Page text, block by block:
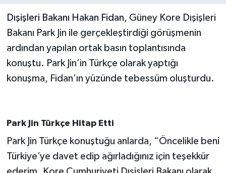
Dışişleri Bakanı Hakan Fidan, Güney Kore Dışişleri
Bakanı Park Jin ile gerçekleştirdiği görüşmenin
ardından yapılan ortak basın toplantısında
konuştu. Park Jin’in Türkçe olarak yaptığı
konuşma, Fidan’ın yüzünde tebessüm oluşturdu.
Park Jin Türkçe Hitap Etti
Park Jin Türkçe konuştuğu anlarda, “Öncelikle beni
Türkiye’ye davet edip ağırladığınız için teşekkür